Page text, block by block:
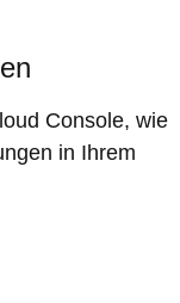
Console, wie
in Ihrem